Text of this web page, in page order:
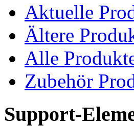
Aktuelle
Ältere
Alle
Zubehör
Support-